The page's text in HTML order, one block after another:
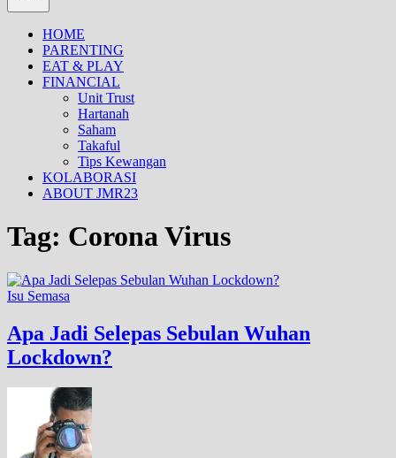
HOME
PARENTING
EAT & PLAY
FINANCIAL
Unit Trust
Hartanah
Saham
Takaful
Tips Kewangan
KOLABORASI
ABOUT JMR23
Tag: Corona Virus
Isu Semasa
Apa Jadi Selepas Sebulan Wuhan
Lockdown?